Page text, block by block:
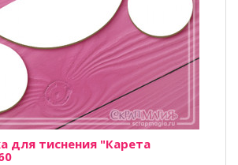
для тиснения "Карета